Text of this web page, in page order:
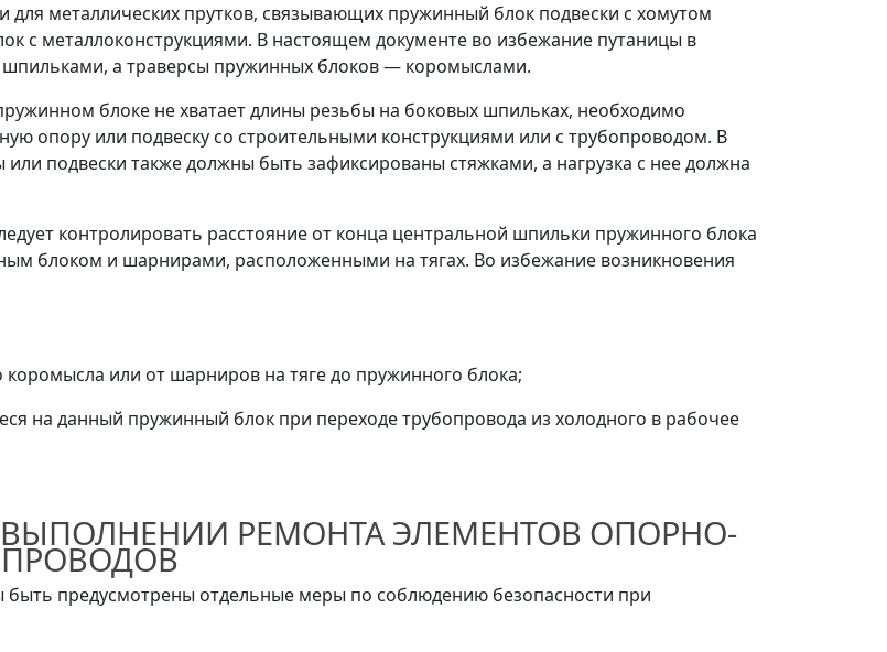
металлических прутков, связывающих пружинный блок подвески с хомутом
с металлоконструкциями. В настоящем документе во избежание путаницы в
а траверсы пружинных блоков— коромыслами.
блоке не хватает длины резьбы на боковых шпильках, необходимо
опору или подвеску со строительными конструкциями или с трубопроводом. В
подвески также должны быть зафиксированы стяжками, а нагрузка с нее должна
контролировать расстояние от конца центральной шпильки пружинного блока
блоком и шарнирами, расположенными на тягах. Во избежание возникновения
или от шарниров на тяге до пружинного блока;
на данный пружинный блок при переходе трубопровода из холодного в рабочее
РЕМОНТА ЭЛЕМЕНТОВ ОПОРНО-
предусмотрены отдельные меры по соблюдению безопасности при